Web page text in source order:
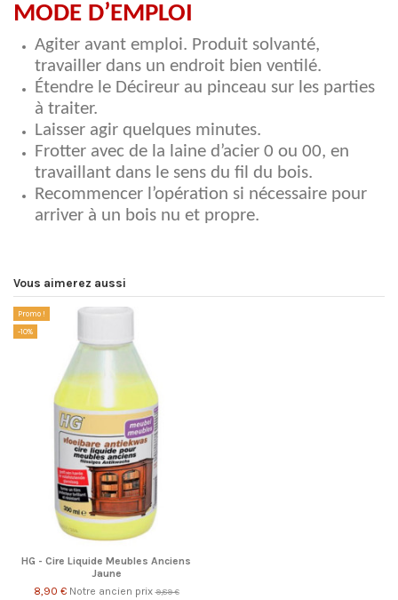
MODE D’EMPLOI
Agiter avant emploi. Produit solvanté,
travailler dans un endroit bien ventilé.
Étendre le Décireur au pinceau sur les parties
à traiter.
Laisser agir quelques minutes.
Frotter avec de la laine d’acier 0 ou 00, en
travaillant dans le sens du fil du bois.
Recommencer l’opération si nécessaire pour
arriver à un bois nu et propre.
Vous aimerez aussi
Promo !
-10%
HG - Cire Liquide Meubles Anciens
Jaune
8,90 € Notre ancien prix9,89 €